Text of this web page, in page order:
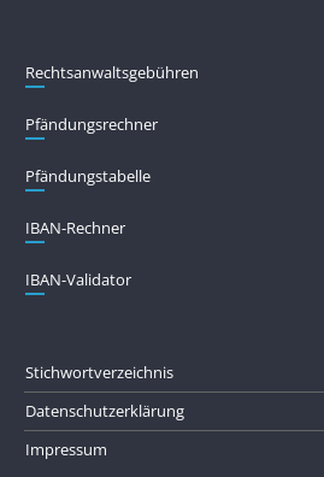
Rechtsanwaltsgebühren
Pfändungs­rechner
Pfändungs­tabelle
IBAN-Rechner
IBAN-Validator
Stichwortverzeichnis
Datenschutzerklärung
Impressum